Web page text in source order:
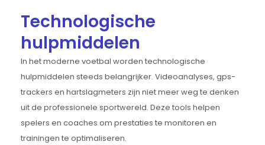
Technologische
hulpmiddelen
In het moderne voetbal worden technologische
hulpmiddelen steeds belangrijker. Videoanalyses, gps-
trackers en hartslagmeters zijn niet meer weg te denken
uit de professionele sportwereld. Deze tools helpen
spelers en coaches om prestaties te monitoren en
trainingen te optimaliseren.